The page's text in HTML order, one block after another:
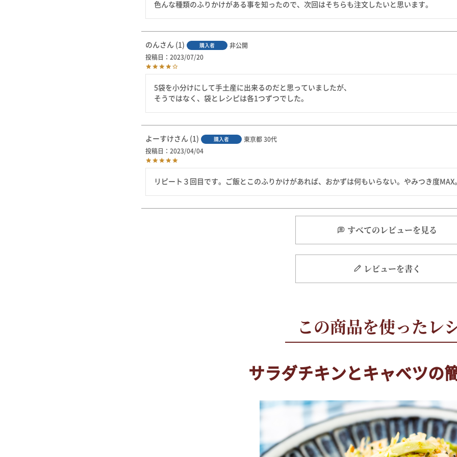
のん 1 購入者
非公開
投稿日
2023/07/20
5袋を小分けにして手土産に出来るのだと思っていましたが、
そうではなく、袋とレシピは各1つずつでした。
よーすけ 1 購入者 東京都 30代
投稿日
2023/04/04
リピート３回目です。ご飯とこのふりかけがあれば、おかずは何もいらない。やみつき度MAX
すべてのレビューを見る
レビューを書く
サラダチキンとキャベツの